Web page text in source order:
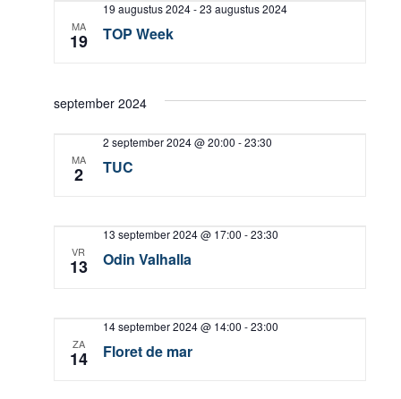
MA
19 TOP Week
19 augustus 2024-23 augustus 2024
september 2024
MA
2 TUC
2 september 2024 @ 20:00 -23:30
VR
13 Odin Valhalla
13 september 2024 @ 17:00 -23:30
ZA
14 Floret de mar
14 september 2024 @ 14:00 -23:00